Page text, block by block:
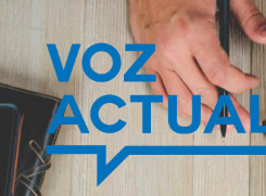
contenido